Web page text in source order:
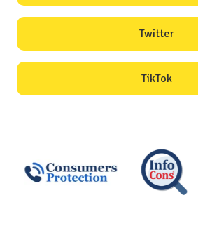
Twitter
TikTok